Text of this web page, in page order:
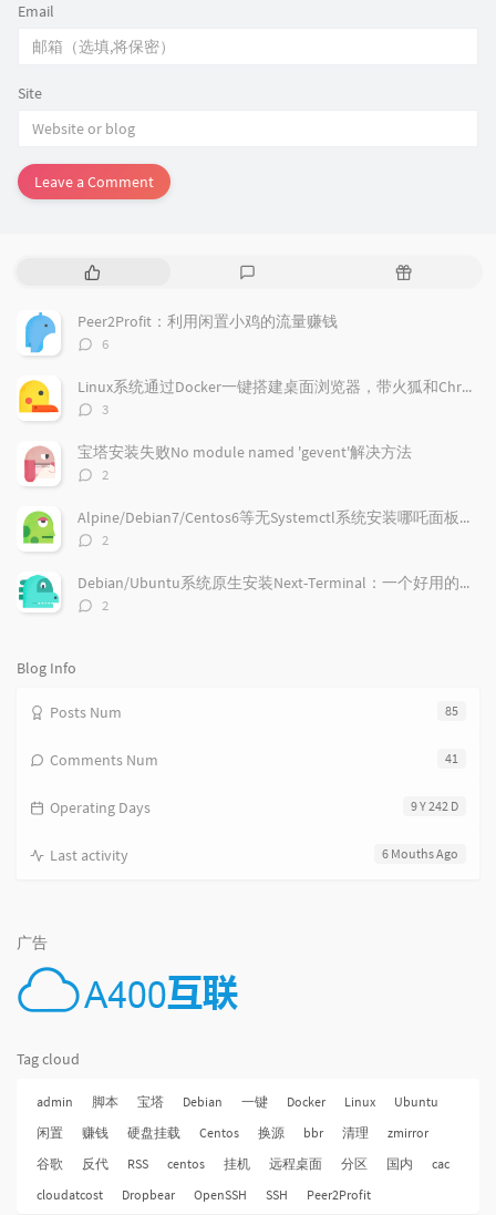
Email
Site
Leave a Comment
P
p
u
a
r
r
t
c
l
s
t
e
t
m
n
R
m
l
Peer2Profit：利用闲置小鸡的流量赚钱
评
数：
6
Linux系统通过Docker一键搭建桌面浏览器，带火狐和Chrome浏览器
评
数：
3
宝塔安装失败No module named 'gevent'解决方法
评
数：
2
Alpine/Debian7/Centos6等无Systemctl系统安装哪吒面板的探针
评
数：
2
Debian/Ubuntu系统原生安装Next-Terminal：一个好用的在线SSH系统
评
2
Blog Info
85
Posts Num
41
Comments Num
9 Y 242 D
Operating Days
6 Mouths Ago
Last activity
广告
Tag cloud
admin 脚本 宝塔 Debian 一键 Docker Linux
Ubuntu
闲置
赚钱 硬盘挂载 Centos 换源 bbr 清理
zmirror
谷歌
反代 RSS centos 挂机 远程桌面 分区 国内
cac
cloudatcost
Dropbear OpenSSH SSH Peer2Profit